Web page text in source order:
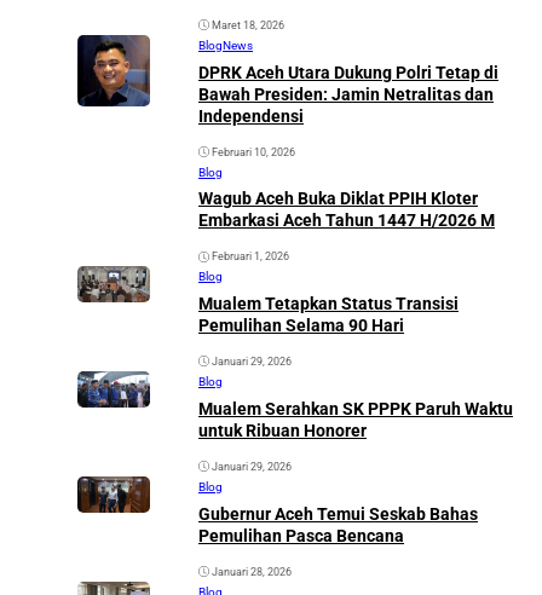
Maret 18, 2026
BlogNews
DPRK Aceh Utara Dukung Polri Tetap di
Bawah Presiden: Jamin Netralitas dan
Independensi
Februari 10, 2026
Blog
Wagub Aceh Buka Diklat PPIH Kloter
Embarkasi Aceh Tahun 1447 H/2026 M
Februari 1, 2026
Blog
Mualem Tetapkan Status Transisi
Pemulihan Selama 90 Hari
Januari 29, 2026
Blog
Mualem Serahkan SK PPPK Paruh Waktu
untuk Ribuan Honorer
Januari 29, 2026
Blog
Gubernur Aceh Temui Seskab Bahas
Pemulihan Pasca Bencana
Januari 28, 2026
Blog